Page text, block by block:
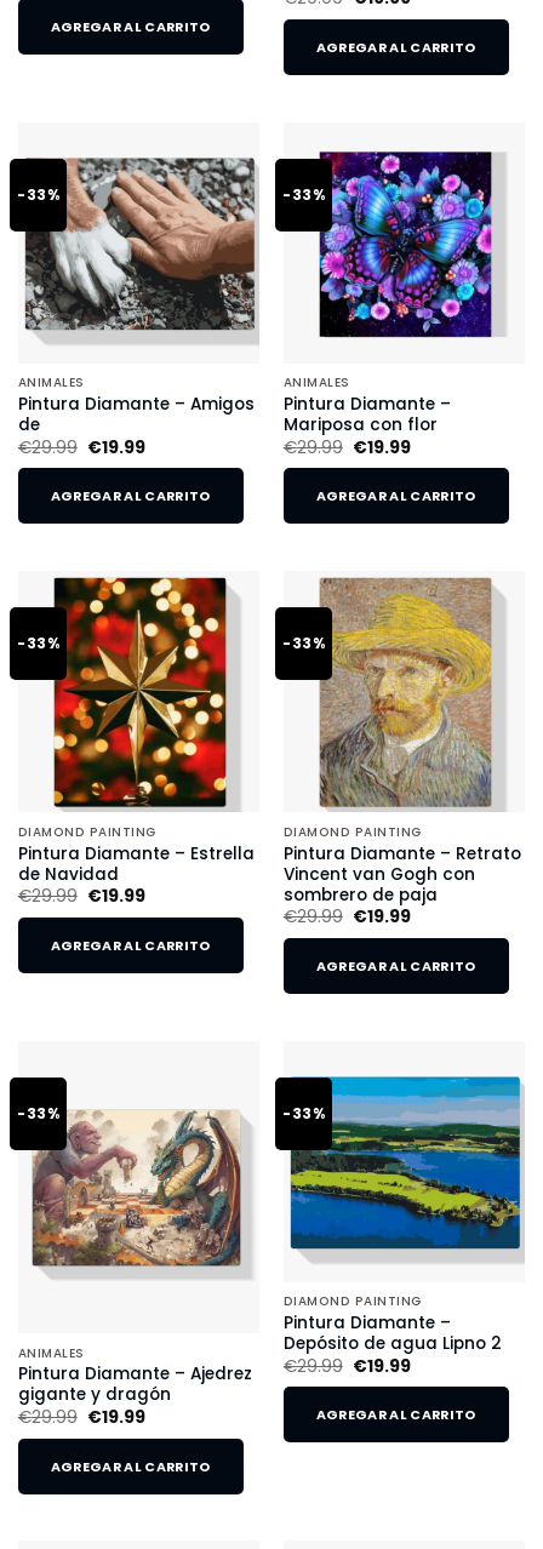
AGREGAR AL CARRITO
AGREGAR AL CARRITO
-33%
ANIMALES
Pintura Diamante – Amigos
de
€29.99 €19.99
AGREGAR AL CARRITO
-33%
ANIMALES
Pintura Diamante –
Mariposa con flor
€29.99 €19.99
AGREGAR AL CARRITO
-33%
DIAMOND PAINTING
Pintura Diamante – Estrella
de Navidad
€29.99 €19.99
AGREGAR AL CARRITO
-33%
DIAMOND PAINTING
Pintura Diamante – Retrato
Vincent van Gogh con
sombrero de paja
€29.99 €19.99
AGREGAR AL CARRITO
-33%
ANIMALES
Pintura Diamante – Ajedrez
gigante y dragón
€29.99 €19.99
AGREGAR AL CARRITO
-33%
DIAMOND PAINTING
Pintura Diamante –
Depósito de agua Lipno 2
€29.99 €19.99
AGREGAR AL CARRITO